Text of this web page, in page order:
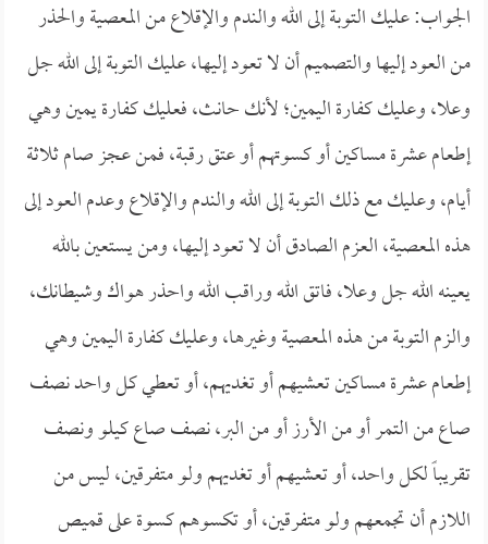
الجواب: عليك التوبة إلى الله والندم والإقلاع من المعصية والحذر
من العود إليها والتصميم أن لا تعود إليها، عليك التوبة إلى الله جل
وعلا، وعليك كفارة اليمين؛ لأنك حانث، فعليك كفارة يمين وهي
إطعام عشرة مساكين أو كسوتهم أو عتق رقبة، فمن عجز صام ثلاثة
أيام، وعليك مع ذلك التوبة إلى الله والندم والإقلاع وعدم العود إلى
هذه المعصية، العزم الصادق أن لا تعود إليها، ومن يستعين بالله
يعينه الله جل وعلا، فاتق الله وراقب الله واحذر هواك وشيطانك،
والزم التوبة من هذه المعصية وغيرها، وعليك كفارة اليمين وهي
إطعام عشرة مساكين تعشيهم أو تغديهم، أو تعطي كل واحد نصف
صاع من التمر أو من الأرز أو من البر، نصف صاع كيلو ونصف
تقريباً لكل واحد، أو تعشيهم أو تغديهم ولو متفرقين، ليس من
اللازم أن تجمعهم ولو متفرقين، أو تكسوهم كسوة على قميص